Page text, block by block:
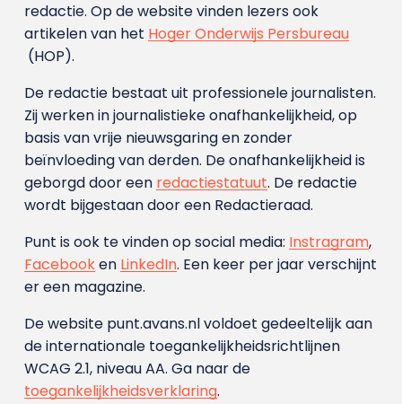
redactie. Op de website vinden lezers ook
artikelen van het Hoger Onderwijs Persbureau
(HOP).
De redactie bestaat uit professionele journalisten.
Zij werken in journalistieke onafhankelijkheid, op
basis van vrije nieuwsgaring en zonder
beïnvloeding van derden. De onafhankelijkheid is
geborgd door een redactiestatuut. De redactie
wordt bijgestaan door een Redactieraad.
Punt is ook te vinden op social media: Instragram,
Facebooken LinkedIn. Een keer per jaar verschijnt
er een magazine.
De website punt.avans.nl voldoet gedeeltelijk aan
de internationale toegankelijkheidsrichtlijnen
WCAG 2.1, niveau AA. Ga naar de
toegankelijkheidsverklaring.